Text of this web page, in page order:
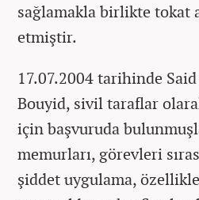
sağlamakla birlikte tokat
etmiştir.
17.07.2004 tarihinde
Bouyid, sivil taraflar
için başvuruda
memurları, görevleri
şiddet uygulama,